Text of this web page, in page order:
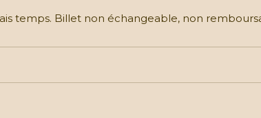
temps. Billet non échangeable, non